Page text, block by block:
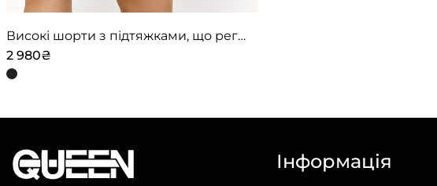
Високі шорти з підтяжками, що регулюються – Чорні
2 980₴
Цей
має
варіантів.
Параметри
Інформація